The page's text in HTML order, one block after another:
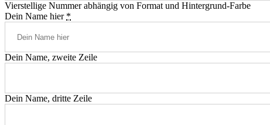
Vierstellige Nummer abhängig von Format und Hintergrund-Farbe
Dein Name hier *
Dein Name, zweite Zeile
Dein Name, dritte Zeile